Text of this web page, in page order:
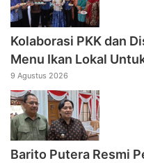
Kolaborasi PKK dan
Menu Ikan Lokal
9 Agustus 2026
Barito Putera Resmi